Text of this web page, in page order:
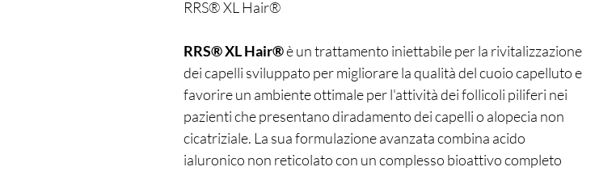
RRS® XL Hair®
RRS® XL Hair®è un trattamento iniettabile per la rivitalizzazione
dei capelli sviluppato per migliorare la qualità del cuoio capelluto e
favorire un ambiente ottimale per l'attività dei follicoli piliferi nei
pazienti che presentano diradamento dei capelli o alopecia non
cicatriziale. La sua formulazione avanzata combina acido
ialuronico non reticolato con un complesso bioattivo completo